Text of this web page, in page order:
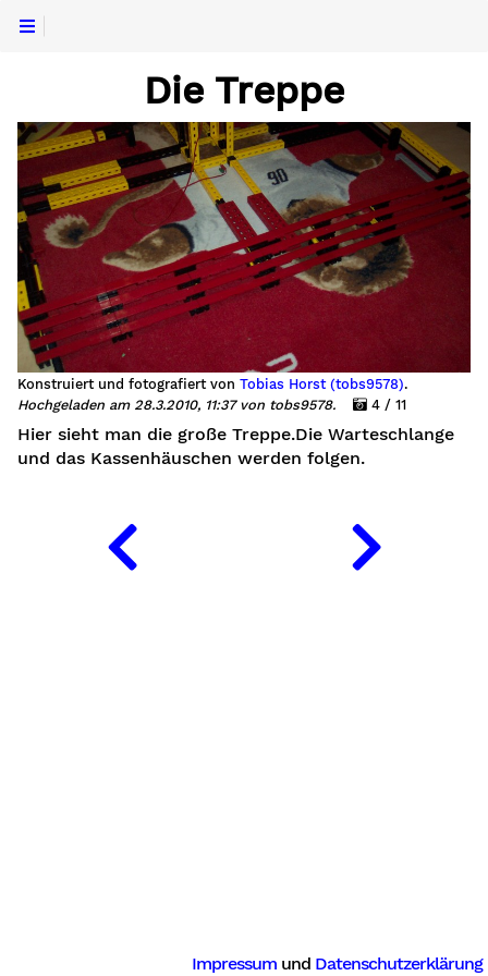
Die Treppe
Konstruiert und fotografiert von Tobias Horst (tobs9578).
Hochgeladen am 28.3.2010, 11:37 von tobs9578.
4 / 11
Hier sieht man die große Treppe.Die Warteschlange
und das Kassenhäuschen werden folgen.
Impressum und Datenschutzerklärung